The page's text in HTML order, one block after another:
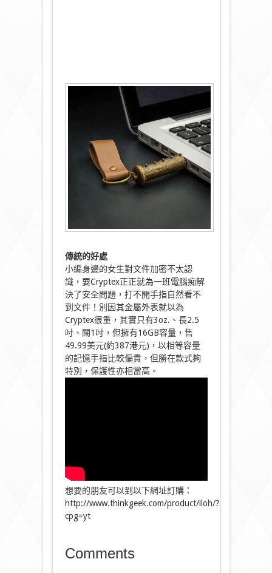
傳統的好處
小編身邊的女生對文件加密不太認
識，要Cryptex正正就為一班電腦痴解
決了安全問題，打不開手指自然看不
到文件！別因其金屬外表就以為
Cryptex很重，其實只有3oz.、長2.5
吋、闊1吋，但擁有16GB容量，售
49.99美元(約387港元)，以相等容量
的記憶手指比較偏貴，但勝在款式夠
特別，保護性亦相當高。
想要的朋友可以到以下網址訂購：
http://www.thinkgeek.com/product/iloh/?
cpg=yt
Comments